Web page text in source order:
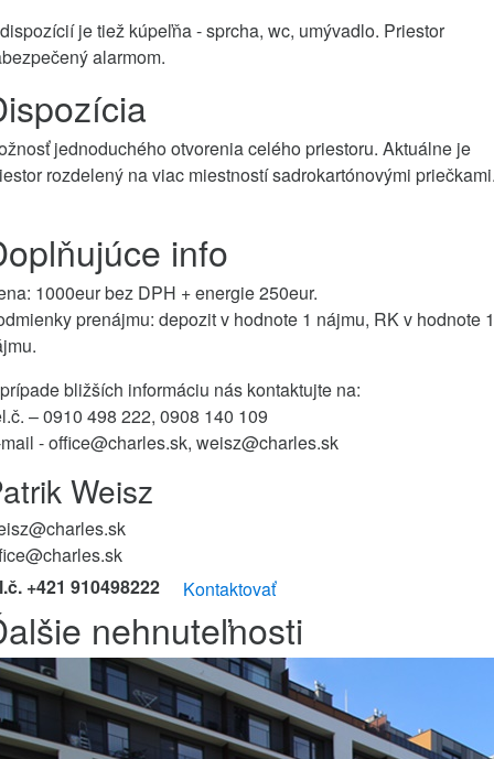
je tiež kúpeľňa - sprcha, wc, umývadlo. Priestor
alarmom.
jednoduchého otvorenia celého priestoru. Aktuálne je
rozdelený na viac miestností sadrokartónovými
info
1000eur bez DPH + energie 250eur.
prenájmu: depozit v hodnote 1 nájmu, RK v hodnote 1
bližších informáciu nás kontaktujte na:
– 0910 498 222, 0908 140 109
- office@charles.sk, weisz@charles.sk
Weisz
+421 910498222
Kontaktovať
nehnuteľnosti